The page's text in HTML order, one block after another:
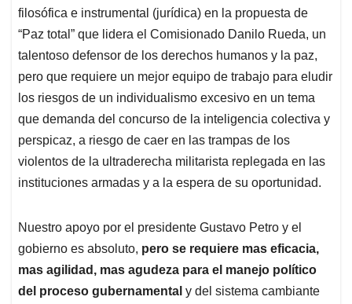
filosófica e instrumental (jurídica) en la propuesta de
“Paz total” que lidera el Comisionado Danilo Rueda, un
talentoso defensor de los derechos humanos y la paz,
pero que requiere un mejor equipo de trabajo para eludir
los riesgos de un individualismo excesivo en un tema
que demanda del concurso de la inteligencia colectiva y
perspicaz, a riesgo de caer en las trampas de los
violentos de la ultraderecha militarista replegada en las
instituciones armadas y a la espera de su oportunidad.
Nuestro apoyo por el presidente Gustavo Petro y el
gobierno es absoluto, pero se requiere mas eficacia,
mas agilidad, mas agudeza para el manejo político
del proceso gubernamental y del sistema cambiante